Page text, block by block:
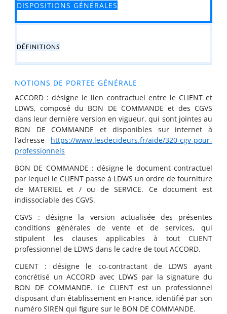
DISPOSITIONS GÉNÉRALES
DÉFINITIONS
NOTIONS DE PORTEE GÉNÉRALE
ACCORD : désigne le lien contractuel entre le CLIENT et
LDWS, composé du BON DE COMMANDE et des CGVS
dans leur dernière version en vigueur, qui sont jointes au
BON DE COMMANDE et disponibles sur internet à
l’adresse https://www.lesdecideurs.fr/aide/320-cgv-pour-
professionnels
BON DE COMMANDE : désigne le document contractuel
par lequel le CLIENT passe à LDWS un ordre de fourniture
de MATERIEL et / ou de SERVICE. Ce document est
indissociable des CGVS.
CGVS : désigne la version actualisée des présentes
conditions générales de vente et de services, qui
stipulent les clauses applicables à tout CLIENT
professionnel de LDWS dans le cadre de tout ACCORD.
CLIENT : désigne le co-contractant de LDWS ayant
concrétisé un ACCORD avec LDWS par la signature du
BON DE COMMANDE. Le CLIENT est un professionnel
disposant d’un établissement en France, identifié par son
numéro SIREN qui figure sur le BON DE COMMANDE.